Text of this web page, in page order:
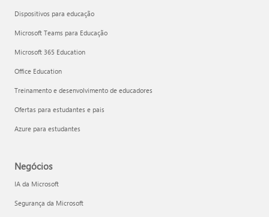
Dispositivos para educação
Microsoft Teams para Educação
Microsoft 365 Education
Office Education
Treinamento e desenvolvimento de educadores
Ofertas para estudantes e pais
Azure para estudantes
Negócios
IA da Microsoft
Segurança da Microsoft